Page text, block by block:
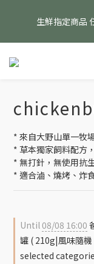
生鮮指定商品
消費滿 $1800 贈送
* 來自大野山單一牧
* 草本獨家飼料配方
* 無打針，無使用抗
* 適合滷、燒烤、炸
Until08/08 16:00
罐 ( 210g|風味隨
selected